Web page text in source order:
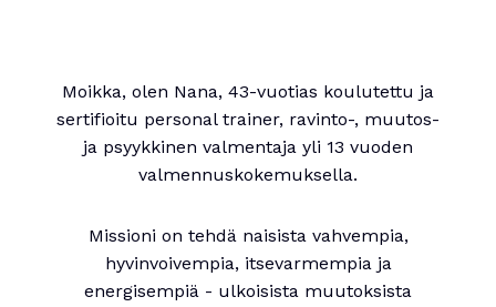
Moikka, olen Nana, 43-vuotias koulutettu ja
sertifioitu personal trainer, ravinto-, muutos-
ja psyykkinen valmentaja yli 13 vuoden
valmennuskokemuksella.
Missioni on tehdä naisista vahvempia,
hyvinvoivempia, itsevarmempia ja
energisempiä - ulkoisista muutoksista